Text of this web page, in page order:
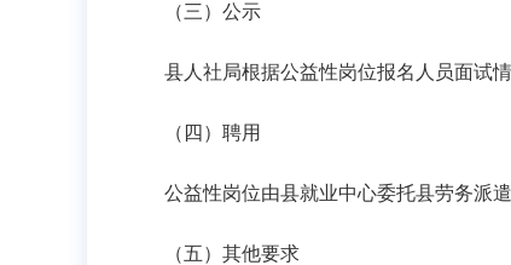
（三）公示
县人社局根据公益性岗位报名人员面试情
（四）聘用
公益性岗位由县就业中心委托县劳务派遣
（五）其他要求